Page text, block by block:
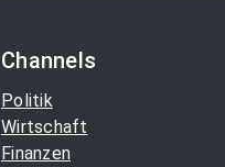
Channels
Politik
Wirtschaft
Finanzen